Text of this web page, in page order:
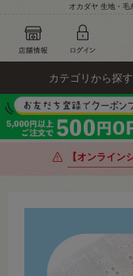
オカダヤ 生地・毛
カテゴリから探す
【オンライン